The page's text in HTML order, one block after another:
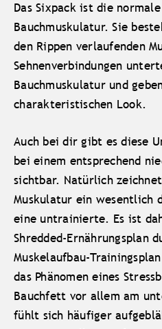
Das Sixpack ist die
Bauchmuskulatur. Sie
den Rippen verlaufenden
Sehnenverbindungen
Bauchmuskulatur und
charakteristischen Look.
Auch bei dir gibt es diese
bei einem entsprechend
sichtbar. Natürlich
Muskulatur ein wesentlich
eine untrainierte. Es ist
Shredded-Ernährungsplan
Muskelaufbau-
das Phänomen eines
Bauchfett vor allem am
fühlt sich häufiger